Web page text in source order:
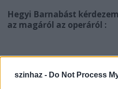
szinhaz - Do Not Process
Hegyi Barnabást
az magáról az operáról :